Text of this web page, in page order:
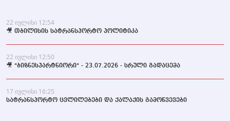
22 ივლისი 12:54
🎥 თბილისის სატრანსპორტო პოლიტიკა
22 ივლისი 12:50
🎥 "ბიზნესპარტნიორი" - 23.07.2026 - სრული გადაცემა
17 ივლისი 16:25
სატრანსპორტო ცვლილებები და ქალაქის გამოწვევები